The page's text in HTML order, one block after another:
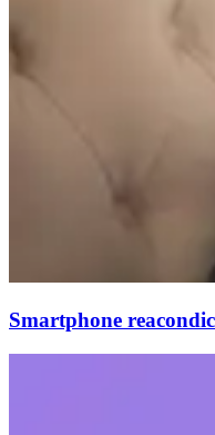
Smartphone